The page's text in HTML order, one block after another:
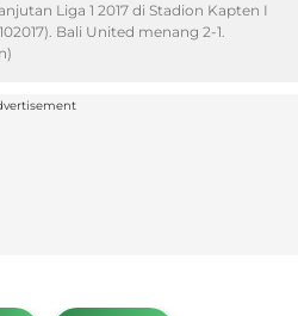
Liga 1 2017 di Stadion Kapten I
Bali United menang 2-1.